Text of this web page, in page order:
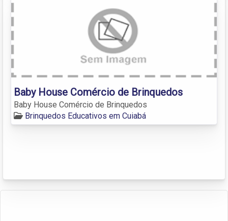
Baby House Comércio de Brinquedos
Baby House Comércio de Brinquedos
Brinquedos Educativos em Cuiabá